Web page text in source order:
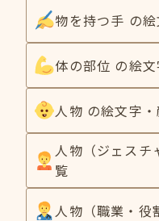
物を持つ手 の
体の部位 の絵
人物 の絵文字
人物（ジェスチ
覧
人物（職業・役